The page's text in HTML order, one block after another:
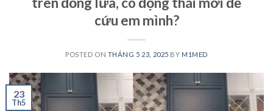
cứu em mình?
POSTED ON THÁNG 5 23, 2025 BY M1MED
23
Th5